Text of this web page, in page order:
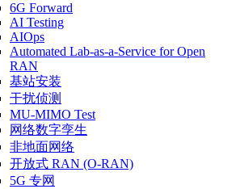
6G Forward
AI Testing
AIOps
Automated Lab-as-a-Service for Open
RAN
基站安装
干扰侦测
MU-MIMO Test
网络数字孪生
非地面网络
开放式 RAN (O-RAN)
5G 专网